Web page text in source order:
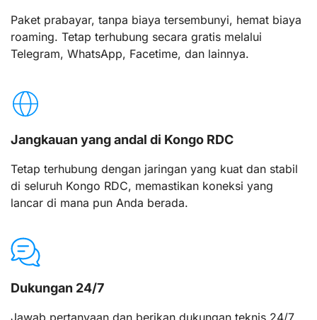
Paket prabayar, tanpa biaya tersembunyi, hemat biaya
roaming. Tetap terhubung secara gratis melalui
Telegram, WhatsApp, Facetime, dan lainnya.
Jangkauan yang andal di Kongo RDC
Tetap terhubung dengan jaringan yang kuat dan stabil
di seluruh Kongo RDC, memastikan koneksi yang
lancar di mana pun Anda berada.
Dukungan 24/7